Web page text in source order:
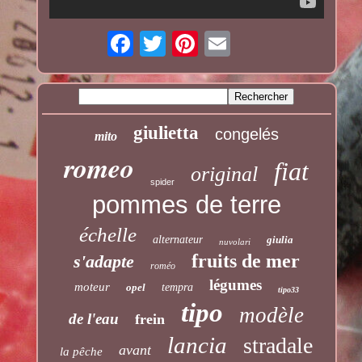
mito giulietta congelés
romeo spider original fiat
pommes de terre
échelle alternateur nuvolari giulia
s'adapte roméo fruits de mer
moteur opel tempra légumes tipo33
de l'eau frein tipo modèle
la pêche avant lancia stradale